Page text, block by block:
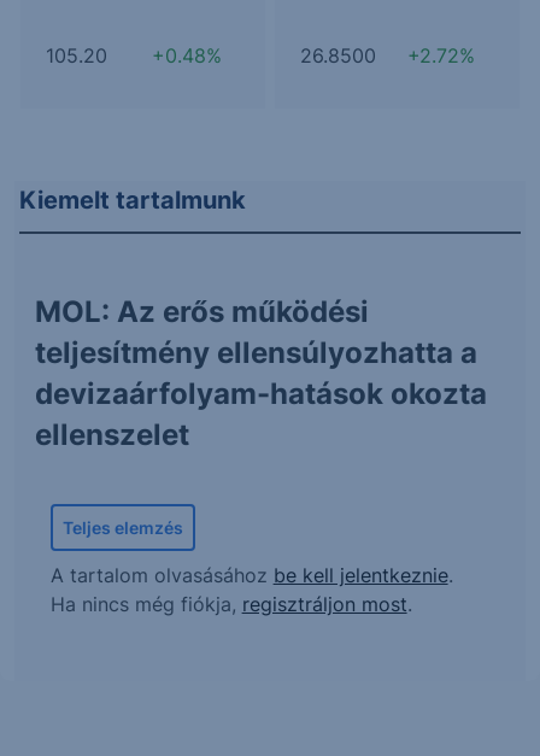
105.20 +0.48% 26.8500 +2.72%
Kiemelt tartalmunk
MOL: Az erős működési
teljesítmény ellensúlyozhatta a
devizaárfolyam-hatások okozta
ellenszelet
Teljes elemzés
A tartalom olvasásához be kell jelentkeznie.
Ha nincs még fiókja, regisztráljon most.